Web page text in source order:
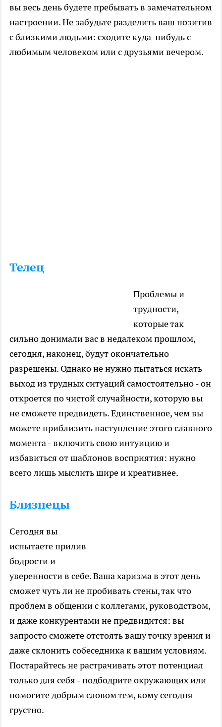
вы весь день будете пребывать в замечательном
настроении. Не забудьте разделить ваш позитив
с близкими людьми: сходите куда-нибудь с
любимым человеком или с друзьями вечером.
Телец
Проблемы и
трудности,
которые так
сильно донимали вас в недалеком прошлом,
сегодня, наконец, будут окончательно
разрешены. Однако не нужно пытаться искать
выход из трудных ситуаций самостоятельно - он
откроется по чистой случайности, которую вы
не сможете предвидеть. Единственное, чем вы
можете приблизить наступление этого славного
момента - включить свою интуицию и
избавиться от шаблонов восприятия: нужно
всего лишь мыслить шире и креативнее.
Близнецы
Сегодня вы
испытаете прилив
бодрости и
уверенности в себе. Ваша харизма в этот день
сможет чуть ли не пробивать стены, так что
проблем в общении с коллегами, руководством,
и даже конкурентами не предвидится: вы
запросто сможете отстоять вашу точку зрения и
даже склонить собеседника к вашим условиям.
Постарайтесь не растрачивать этот потенциал
только для себя - подбодрите окружающих или
помогите добрым словом тем, кому сегодня
грустно.